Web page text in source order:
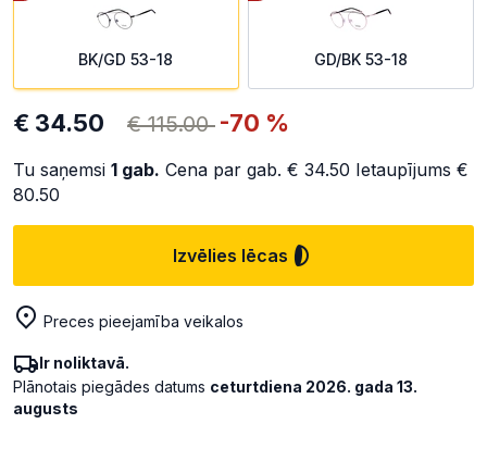
BK/GD 53-18 GD/BK 53-18
€ 34.50 € 115.00 -70 %
Tu saņemsi 1 gab. Cena par gab. € 34.50 Ietaupījums €
80.50
Izvēlies lēcas
Preces pieejamība veikalos
Ir noliktavā.
Plānotais piegādes datums ceturtdiena 2026. gada 13.
augusts